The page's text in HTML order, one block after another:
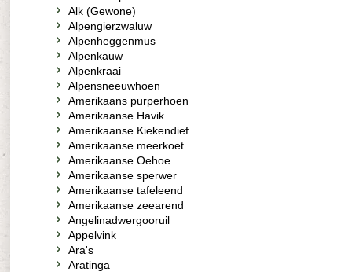
Alk (Gewone)
Alpengierzwaluw
Alpenheggenmus
Alpenkauw
Alpenkraai
Alpensneeuwhoen
Amerikaans purperhoen
Amerikaanse Havik
Amerikaanse Kiekendief
Amerikaanse meerkoet
Amerikaanse Oehoe
Amerikaanse sperwer
Amerikaanse tafeleend
Amerikaanse zeearend
Angelinadwergooruil
Appelvink
Ara's
Aratinga